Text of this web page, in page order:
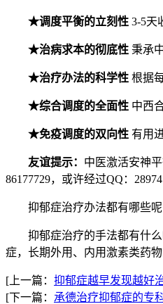
★调度平衡的立刻性 3-5天
★治病求本的彻底性 秉承
★治疗办法的科学性 根据
★综合调度的全面性 中西
★免疫调度的双向性 有用
友谊提示： 中医激活安神
86177729，或许经过QQ：
抑郁症治疗办法都有哪些呢
抑郁症治疗的手法都有什么
症，长期外用、内用激素类药
[上一篇： 抑郁症越早发现越好
[下一篇： 承德治疗抑郁症的专